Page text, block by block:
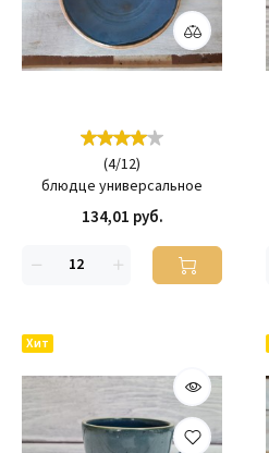
(4/12)
блюдце универсальное
134,01 руб.
Хит